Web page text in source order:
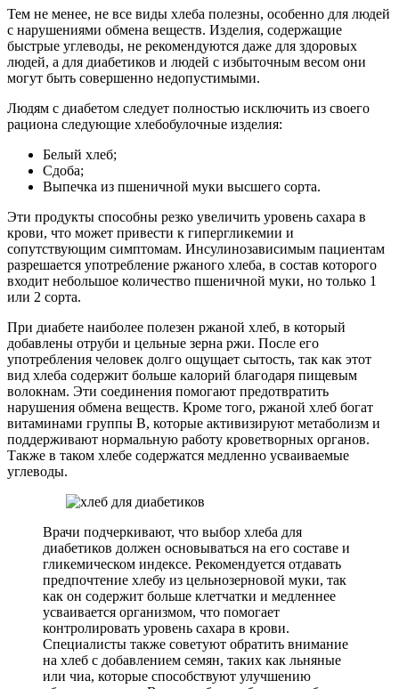
Тем не менее, не все виды хлеба полезны, особенно для людей
с нарушениями обмена веществ. Изделия, содержащие
быстрые углеводы, не рекомендуются даже для здоровых
людей, а для диабетиков и людей с избыточным весом они
могут быть совершенно недопустимыми.
Людям с диабетом следует полностью исключить из своего
рациона следующие хлебобулочные изделия:
Белый хлеб;
Сдоба;
Выпечка из пшеничной муки высшего сорта.
Эти продукты способны резко увеличить уровень сахара в
крови, что может привести к гипергликемии и
сопутствующим симптомам. Инсулинозависимым пациентам
разрешается употребление ржаного хлеба, в состав которого
входит небольшое количество пшеничной муки, но только 1
или 2 сорта.
При диабете наиболее полезен ржаной хлеб, в который
добавлены отруби и цельные зерна ржи. После его
употребления человек долго ощущает сытость, так как этот
вид хлеба содержит больше калорий благодаря пищевым
волокнам. Эти соединения помогают предотвратить
нарушения обмена веществ. Кроме того, ржаной хлеб богат
витаминами группы В, которые активизируют метаболизм и
поддерживают нормальную работу кроветворных органов.
Также в таком хлебе содержатся медленно усваиваемые
углеводы.
Врачи подчеркивают, что выбор хлеба для
диабетиков должен основываться на его составе и
гликемическом индексе. Рекомендуется отдавать
предпочтение хлебу из цельнозерновой муки, так
как он содержит больше клетчатки и медленнее
усваивается организмом, что помогает
контролировать уровень сахара в крови.
Специалисты также советуют обратить внимание
на хлеб с добавлением семян, таких как льняные
или чиа, которые способствуют улучшению